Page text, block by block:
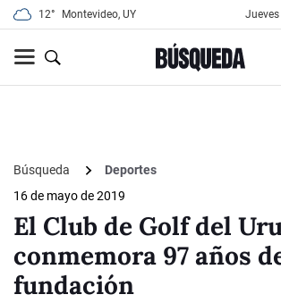
12° Montevideo, UY
Búsqueda
Deportes
16 de mayo de 2019
El Club de Golf del
conmemora 97 años
fundación